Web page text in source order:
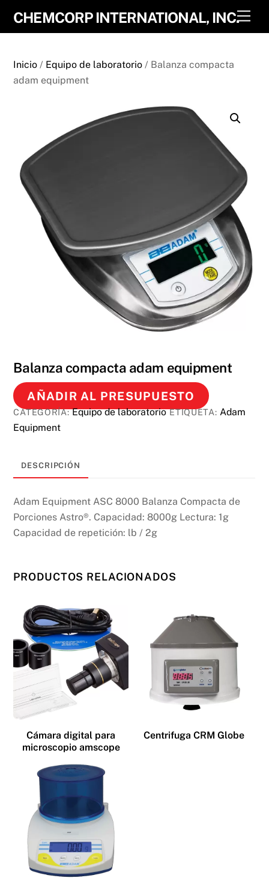
CHEMCORP INTERNATIONAL, INC.
Inicio / Equipo de laboratorio / Balanza compacta
adam equipment
Balanza compacta adam equipment
AÑADIR AL PRESUPUESTO
CATEGORÍA:Equipo de laboratorio ETIQUETA: Adam
Equipment
DESCRIPCIÓN
Adam Equipment ASC 8000 Balanza Compacta de
Porciones Astro®. Capacidad: 8000g Lectura: 1g
Capacidad de repetición: lb / 2g
PRODUCTOS RELACIONADOS
Cámara digital para
microscopio amscope
Centrifuga CRM Globe